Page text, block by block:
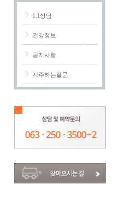
1:1상담
건강정보
공지사항
자주하는질문